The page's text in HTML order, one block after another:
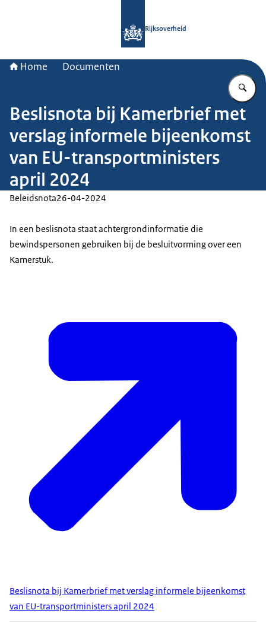
Rijksoverheid
Home Documenten
Beslisnota bij Kamerbrief met
verslag informele bijeenkomst
van EU-transportministers
april 2024
Beleidsnota26-04-2024
In een beslisnota staat achtergrondinformatie die
bewindspersonen gebruiken bij de besluitvorming over een
Kamerstuk.
Beslisnota bij Kamerbrief met verslag informele bijeenkomst
van EU-transportministers april 2024